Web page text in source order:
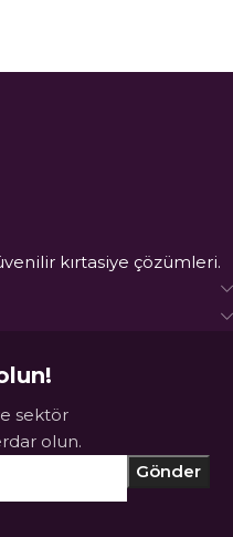
kırtasiye çözümleri.
sektör
olun.